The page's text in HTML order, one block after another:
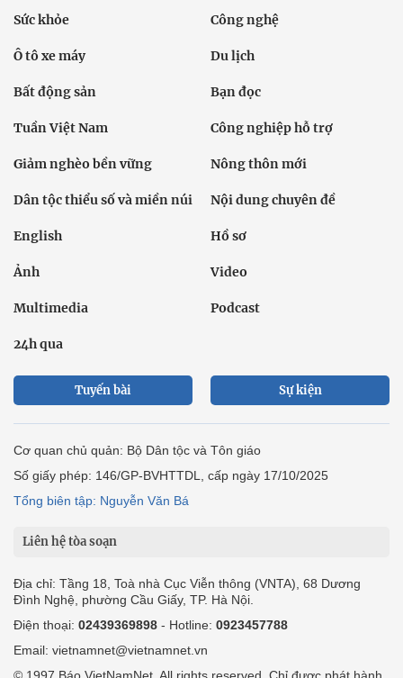
Sức khỏe Công nghệ
Ô tô xe máy Du lịch
Bất động sản Bạn đọc
Tuần Việt Nam Công nghiệp hỗ trợ
Giảm nghèo bền vững Nông thôn mới
Dân tộc thiểu số và miền núi Nội dung chuyên đề
English Hồ sơ
Ảnh Video
Multimedia Podcast
24h qua
Tuyến bài Sự kiện
Cơ quan chủ quản: Bộ Dân tộc và Tôn giáo
Số giấy phép: 146/GP-BVHTTDL, cấp ngày 17/10/2025
Tổng biên tập: Nguyễn Văn Bá
Liên hệ tòa soạn
Địa chỉ: Tầng 18, Toà nhà Cục Viễn thông (VNTA), 68 Dương
Đình Nghệ, phường Cầu Giấy, TP. Hà Nội.
Điện thoại: 02439369898 - Hotline: 0923457788
Email: vietnamnet@vietnamnet.vn